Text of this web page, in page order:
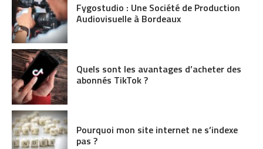
Fygostudio : Une Société de Production
Audiovisuelle à Bordeaux
Quels sont les avantages d’acheter des
abonnés TikTok ?
Pourquoi mon site internet ne s’indexe
pas ?